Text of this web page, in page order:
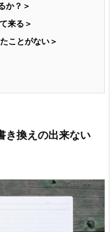
か？＞
来る＞
ことがない＞
き換えの出来ない